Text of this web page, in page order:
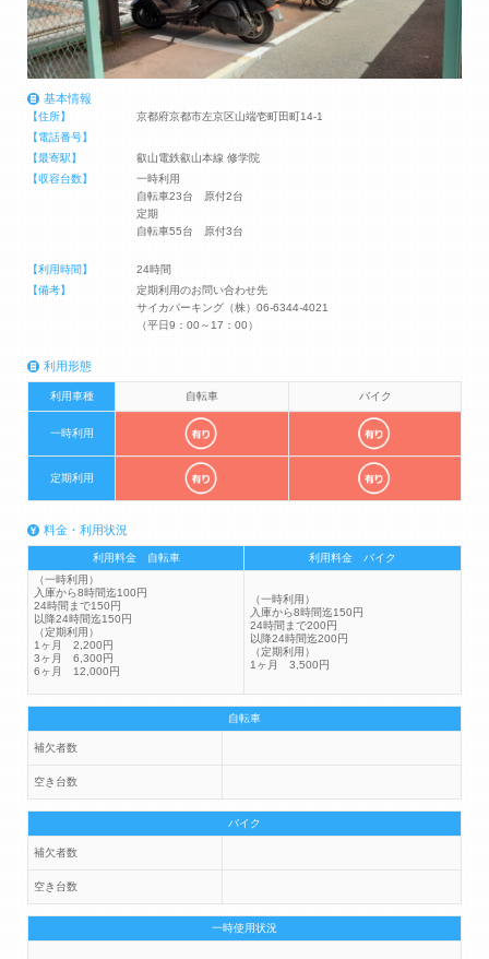
基本情報
【住所】
京都府京都市左京区山端壱町田町14-1
【電話番号】
【最寄駅】
叡山電鉄叡山本線 修学院
【収容台数】
一時利用
自転車23台 原付2台
定期
自転車55台 原付3台
【利用時間】
24時間
【備考】
定期利用のお問い合わせ先
サイカパーキング（株）06-6344-4021
（平日9：00～17：00）
利用形態
利用車種 自転車 バイク
一時利用
定期利用
料金・利用状況
利用料金 自転車
利用料金 バイク
（一時利用）
入庫から8時間迄100円
24時間まで150円
以降24時間迄150円
（定期利用）
1ヶ月 2,200円
3ヶ月 6,300円
6ヶ月 12,000円
（一時利用）
入庫から8時間迄150円
24時間まで200円
以降24時間迄200円
（定期利用）
1ヶ月 3,500円
自転車
補欠者数
空き台数
バイク
補欠者数
空き台数
一時使用状況